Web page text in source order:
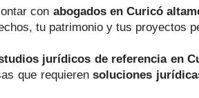
con abogados en Curicó
tu patrimonio y tus proyectos
jurídicos de referencia en
que requierensoluciones